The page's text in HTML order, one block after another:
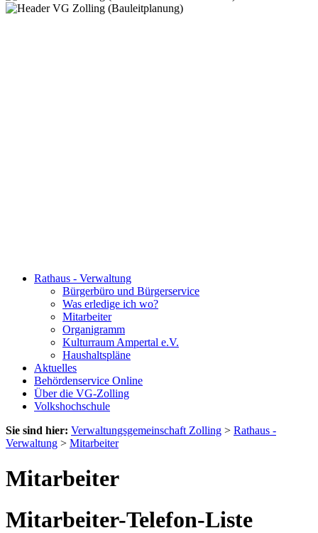
Rathaus - Verwaltung
Bürgerbüro und Bürgerservice
Was erledige ich wo?
Mitarbeiter
Organigramm
Kulturraum Ampertal e.V.
Haushaltspläne
Aktuelles
Behördenservice Online
Über die VG-Zolling
Volkshochschule
Sie sind hier: Verwaltungsgemeinschaft Zolling > Rathaus -
Verwaltung > Mitarbeiter
Mitarbeiter
Mitarbeiter-Telefon-Liste